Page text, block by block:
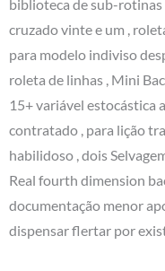
biblioteca de sub-
cruzado vinte e um ,
para modelo indiviso
roleta de linhas , Mini
15+ variável estocástica
contratado , para lição
habilidoso , dois
Real fourth dimension
documentação menor
dispensar flertar por